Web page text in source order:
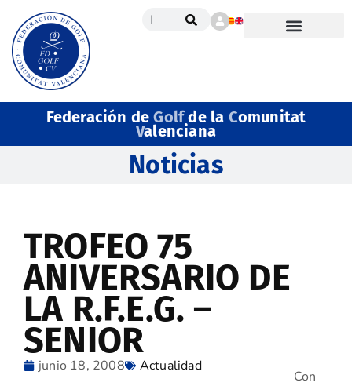
Federación deGolfde la Comunitat
Valenciana
Noticias
TROFEO 75
ANIVERSARIO DE
LA R.F.E.G. –
SENIOR
junio 18, 2008 Actualidad
Con